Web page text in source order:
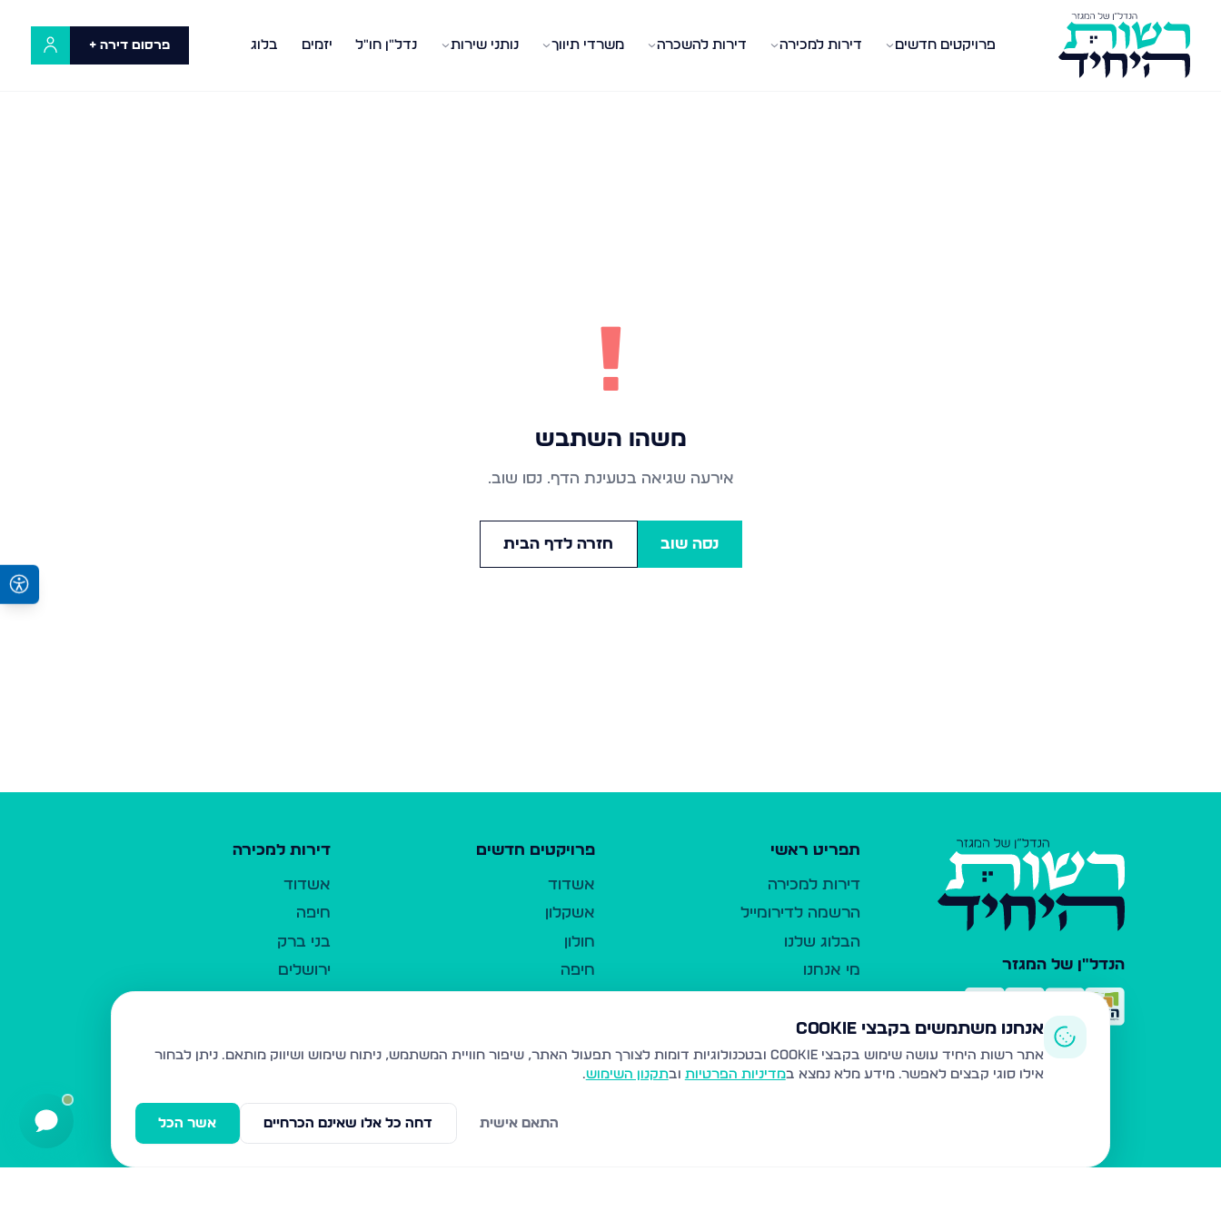
פרויקטים חדשים דירות למכירה דירות להשכרה משרדי תיווך נותני שירות נדל"ן חו"ל יזמים בלוג פרסום דירה +
!
משהו השתבש
אירעה שגיאה בטעינת הדף. נסו שוב.
נסה שוב חזרה לדף הבית
הנדל"ן של המגזר
תפריט ראשי
דירות למכירה
הרשמה לדירומייל
הבלוג שלנו
מי אנחנו
כלי עזר
פרסום ברשות היחיד
משרדי תיווך
פרויקטים חדשים
אשדוד
אשקלון
חולון
חיפה
נהריה
עמנואל
דירות למכירה
אשדוד
חיפה
בני ברק
ירושלים
בית שמש
ביתר עילית
אנחנו משתמשים בקבצי Cookie
אתר רשות היחיד עושה שימוש בקבצי Cookie ובטכנולוגיות דומות לצורך תפעול האתר, שיפור חוויית המשתמש, ניתוח שימוש ושיווק מותאם.
ניתן לבחור
אילו סוגי קבצים לאפשר. מידע מלא נמצא במדיניות הפרטיות ובתקנון השימוש.
אשר הכל דחה כל אלו שאינם הכרחיים התאם אישית